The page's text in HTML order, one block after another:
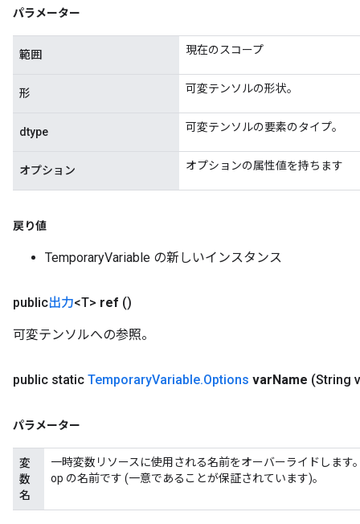
パラメーター
範囲 現在のスコープ
形 可変テンソルの形状。
dtype 可変テンソルの要素のタイプ。
オプション オプションの属性値を持ちます
戻り値
TemporaryVariable の新しいインスタンス
public出力<T> ref ()
可変テンソルへの参照。
public static TemporaryVariable.Options varName (String
パラメーター
変
数
名
一時変数リソースに使用される名前をオーバーライドしま
op の名前です (一意であることが保証されています)。